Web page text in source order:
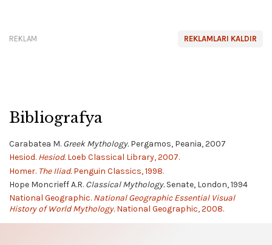
REKLAMLARI KALDIR
REKLAM
Bibliografya
Carabatea M. Greek Mythology.Pergamos, Peania, 2007
Hesiod. Hesiod.Loeb Classical Library, 2007.
Homer. The Iliad.Penguin Classics, 1998.
Hope Moncrieff A.R. Classical Mythology.Senate, London, 1994
National Geographic. National Geographic Essential Visual
History of World Mythology.National Geographic, 2008.